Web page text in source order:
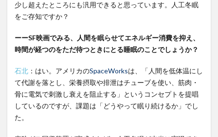
少し超えたところにも汎用できると思っています。人工冬眠
をご存知ですか？
ーーSF映画でみる、人間を眠らせてエネルギー消費を抑え、
時間が経つのをただ待つときにとる睡眠のことでしょうか？
石北 ：はい。アメリカのSpaceWorksは、「人間を低体温にし
て代謝を落とし、栄養摂取や排泄はチューブを使い、筋肉・
骨に電気で刺激し衰えを阻止する」というコンセプトを提唱
しているのですが、課題は「どうやって眠り続けるか」でし
た。